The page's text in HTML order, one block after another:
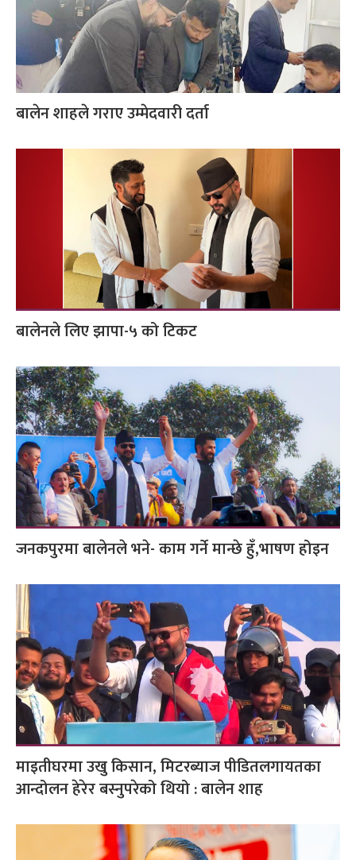
बालेन शाहले गराए उम्मेदवारी दर्ता
बालेनले लिए झापा-५ को टिकट
जनकपुरमा बालेनले भने- काम गर्ने मान्छे हुँ,भाषण होइन
माइतीघरमा उखु किसान, मिटरब्याज पीडितलगायतका
आन्दोलन हेरेर बस्नुपरेको थियो : बालेन शाह